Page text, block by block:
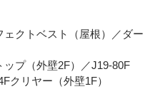
クトベスト（屋根）／ダー
プ（外壁2F）／J19-80F
クリヤー（外壁1F）